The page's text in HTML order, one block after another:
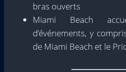
bras ouverts
Miami Beach
d’événements, y
de Miami Beach et le